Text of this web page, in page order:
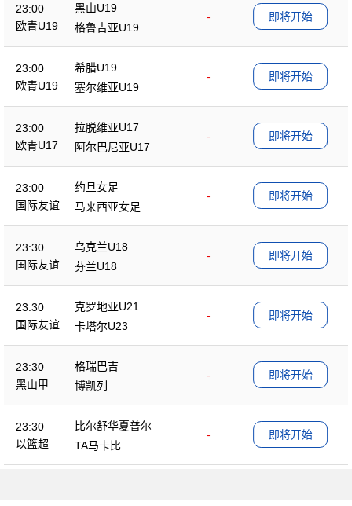
23:00
欧青U19
黑山U19
-
格鲁吉亚U19
即将开始
23:00
欧青U19
希腊U19
-
塞尔维亚U19
即将开始
23:00
欧青U17
拉脱维亚U17
-
阿尔巴尼亚U17
即将开始
23:00
国际友谊
约旦女足
-
马来西亚女足
即将开始
23:30
国际友谊
乌克兰U18
-
芬兰U18
即将开始
23:30
国际友谊
克罗地亚U21
-
卡塔尔U23
即将开始
23:30
黑山甲
格瑞巴吉
-
博凯列
即将开始
23:30
以篮超
比尔舒华夏普尔
-
TA马卡比
即将开始